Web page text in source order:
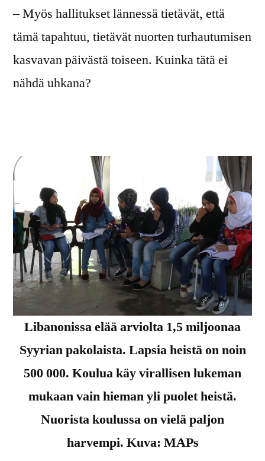
– Myös hallitukset lännessä tietävät, että
tämä tapahtuu, tietävät nuorten turhautumisen
kasvavan päivästä toiseen. Kuinka tätä ei
nähdä uhkana?
Libanonissa elää arviolta 1,5 miljoonaa
Syyrian pakolaista. Lapsia heistä on noin
500 000. Koulua käy virallisen lukeman
mukaan vain hieman yli puolet heistä.
Nuorista koulussa on vielä paljon
harvempi. Kuva: MAPs